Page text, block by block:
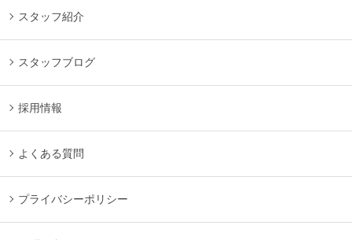
スタッフ紹介
スタッフブログ
採用情報
よくある質問
プライバシーポリシー